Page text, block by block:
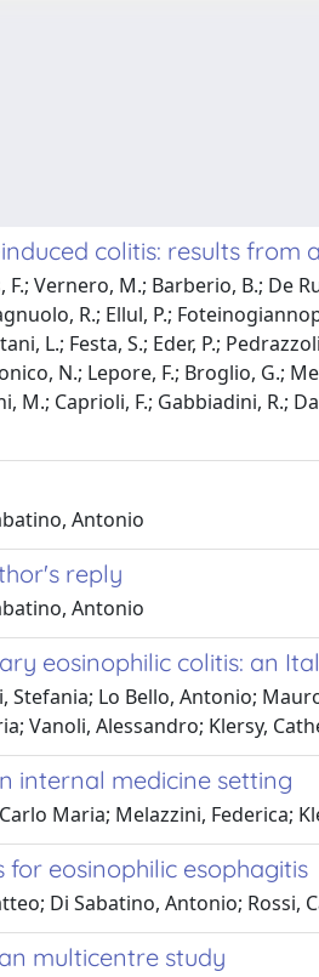
colitis: results from
Vernero, M.; Barberio, B.; De
R.; Ellul, P.;
L.; Festa, S.; Eder, P.;
N.; Lepore, F.; Broglio, G.;
M.; Caprioli, F.; Gabbiadini, R.;
Antonio
reply
Antonio
eosinophilic colitis: an
Stefania; Lo Bello, Antonio;
Vanoli, Alessandro; Klersy,
internal medicine setting
Maria; Melazzini, Federica;
eosinophilic esophagitis
Di Sabatino, Antonio; Rossi,
multicentre study